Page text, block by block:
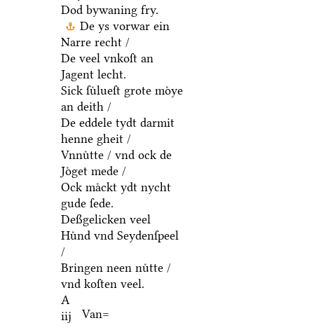
Dod bywaning fry.
De ys vorwar ein
Narre recht /
De veel vnkoſt an
Jagent lecht.
Sick ſuͤlueſt grote moͤye
an deith /
De eddele tydt darmit
henne gheit /
Vnnuͤtte / vnd ock de
Joͤget mede /
Ock maͤckt ydt nycht
gude ſede.
Deßgelicken veel
Huͤnd vnd Seydenſpeel
/
Bringen neen nuͤtte /
vnd koſten veel.
A
iij
Van=